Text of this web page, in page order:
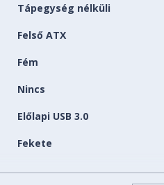
Tápegység nélküli
Felső ATX
Fém
Nincs
Előlapi USB 3.0
Fekete
1 db